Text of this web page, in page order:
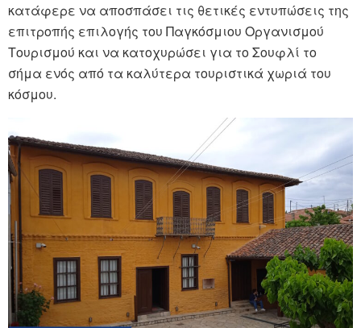
κατάφερε να αποσπάσει τις θετικές εντυπώσεις της
επιτροπής επιλογής του Παγκόσμιου Οργανισμού
Τουρισμού και να κατοχυρώσει για το Σουφλί το
σήμα ενός από τα καλύτερα τουριστικά χωριά του
κόσμου.